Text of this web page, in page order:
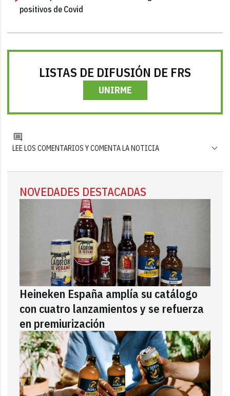
positivos de Covid
LISTAS DE DIFUSIÓN DE FRS
UNIRME
LEE LOS COMENTARIOS Y COMENTA LA NOTICIA
NOVEDADES DESTACADAS
Heineken España amplía su catálogo
con cuatro lanzamientos y se refuerza
en premiurización